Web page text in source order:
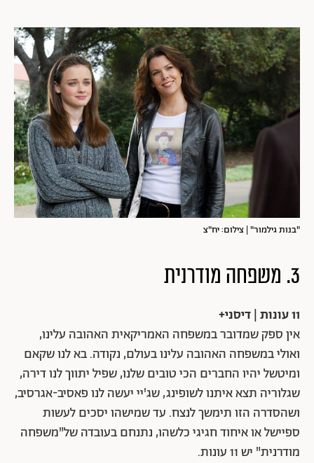
"בנות גילמור" | צילום: יח"צ
3. משפחה מודרנית
11 עונות | דיסני+
אין ספק שמדובר במשפחה האמריקאית האהובה עלינו,
ואולי במשפחה האהובה עלינו בעולם, נקודה. בא לנו שקאם
ומיטשל יהיו החברים הכי טובים שלנו, שפיל יתווך לנו דירה,
שגלוריה תצא איתנו לשופינג, שג'יי יעשה לנו פאסיב-אגרסיב,
ושהסדרה הזו תימשך לנצח. עד שמישהו יסכים לעשות
ספיישל או איחוד חגיגי כלשהו, נתנחם בעובדה של"משפחה
מודרנית" יש 11 עונות.